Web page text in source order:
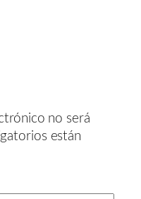
no será
están